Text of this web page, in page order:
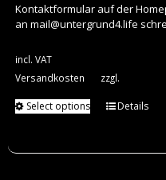
Kontaktformular auf der
an mail@untergrund4.life
incl. VAT
zzgl.
Versandkosten
Select options Details